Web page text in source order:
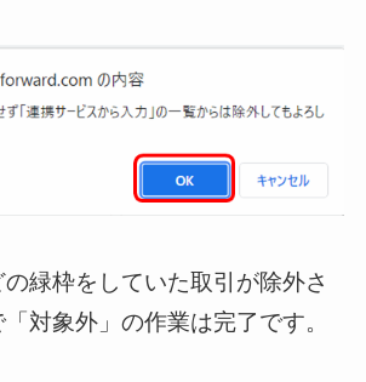
緑枠をしていた取引が除外さ
対象外」の作業は完了です。